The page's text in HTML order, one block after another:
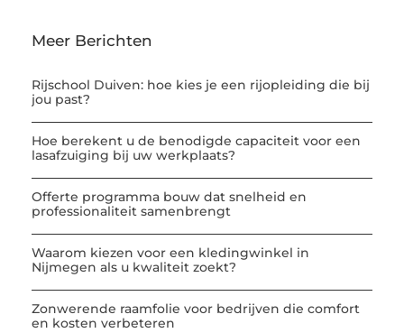
Meer Berichten
Rijschool Duiven: hoe kies je een rijopleiding die bij
jou past?
Hoe berekent u de benodigde capaciteit voor een
lasafzuiging bij uw werkplaats?
Offerte programma bouw dat snelheid en
professionaliteit samenbrengt
Waarom kiezen voor een kledingwinkel in
Nijmegen als u kwaliteit zoekt?
Zonwerende raamfolie voor bedrijven die comfort
en kosten verbeteren